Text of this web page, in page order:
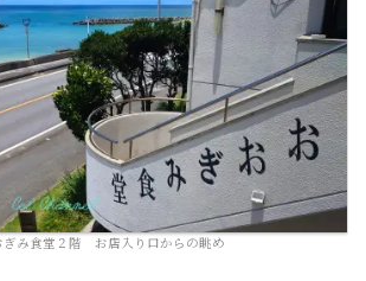
ぎみ食堂２階 お店入り口からの眺め